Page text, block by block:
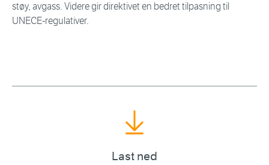
støy, avgass. Videre gir direktivet en bedret tilpasning til
UNECE-regulativer.
Last ned